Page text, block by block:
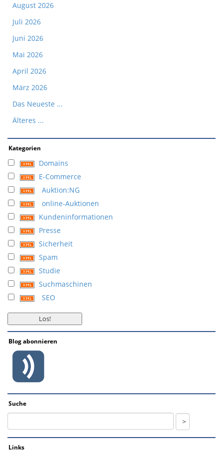
August 2026
Juli 2026
Juni 2026
Mai 2026
April 2026
März 2026
Das Neueste ...
Älteres ...
Kategorien
Domains
E-Commerce
Auktion:NG
online-Auktionen
Kundeninformationen
Presse
Sicherheit
Spam
Studie
Suchmaschinen
SEO
Blog abonnieren
Suche
Links